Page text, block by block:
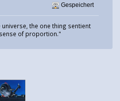
Gespeichert
the one thing sentient
of proportion."